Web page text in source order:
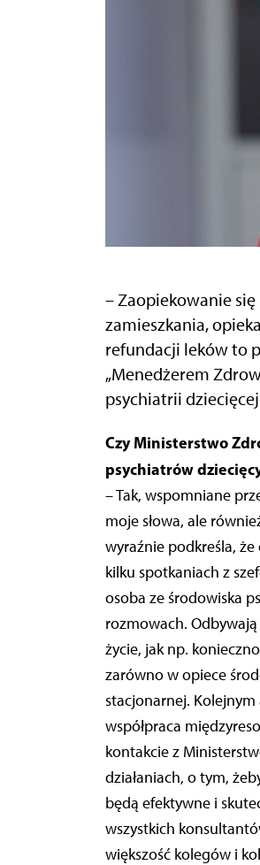
– Zaopiekowanie
zamieszkania,
refundacji leków to
„Menedżerem
psychiatrii
Czy Ministerstwo Zdrowia dostrzega potrzeby małoletnich chorych zgłaszane przez
psychiatrów
– Tak, wspomniane
moje słowa, ale
wyraźnie podkreśla,
kilku spotkaniach z
osoba ze środowiska
rozmowach.
życie, jak np.
zarówno w opiece
stacjonarnej.
współpraca
kontakcie z
działaniach, o tym,
będą efektywne i
wszystkich
większość kolegów i